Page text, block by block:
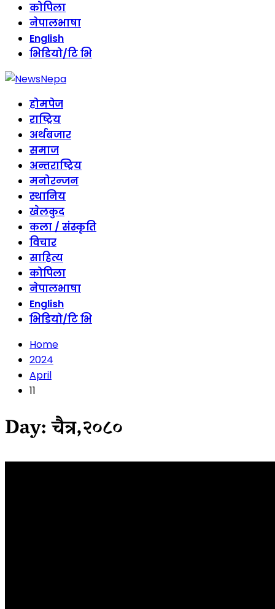
कोपिला
नेपालभाषा
English
भिडियो/टि भि
होमपेज
राष्ट्रिय
अर्थबजार
समाज
अन्तराष्ट्रिय
मनोरन्जन
स्थानिय
खेलकुद
कला / संस्कृति
विचार
साहित्य
कोपिला
नेपालभाषा
English
भिडियो/टि भि
Home
2024
April
11
Day:चैत्र,२०८०